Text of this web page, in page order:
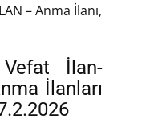
– Anma İlanı,
İlan-
İlanları